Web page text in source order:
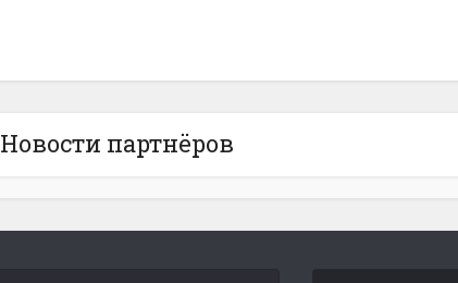
Новости партнёров